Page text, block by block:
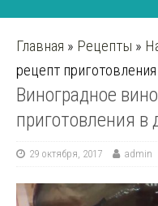
Главная » Рецепты »
рецепт
Виноградное
приготовления
29 октября, 2017 admin